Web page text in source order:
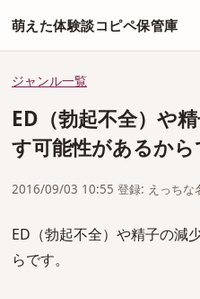
萌えた体験談コピペ保管庫
ジャンル一覧
ED（勃起不全）や
す可能性があるか
2016/09/03 10:55 登録: えっちな
ED（勃起不全）や精子の減
らです。